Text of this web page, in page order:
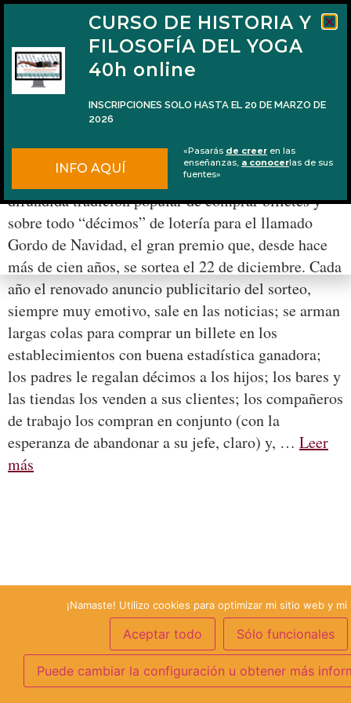
La lotería de Navidad y la libertad
Cuando se acerca Navidad, en España hay una
difundida tradición popular de comprar billetes y
sobre todo “décimos” de lotería para el llamado
Gordo de Navidad, el gran premio que, desde hace
más de cien años, se sortea el 22 de diciembre. Cada
año el renovado anuncio publicitario del sorteo,
siempre muy emotivo, sale en las noticias; se arman
largas colas para comprar un billete en los
establecimientos con buena estadística ganadora;
los padres le regalan décimos a los hijos; los bares y
las tiendas los venden a sus clientes; los compañeros
de trabajo los compran en conjunto (con la
esperanza de abandonar a su jefe, claro) y, … Leer
más
¡Namaste! Utilizo cookies para optimizar mi sitio web y mi
Aceptar todo Sólo funcionales
Puede cambiar la configuración u obtener más
CURSO DE HISTORIA Y
FILOSOFÍA DEL YOGA
40h online
INSCRIPCIONES SOLO HASTA EL 20 DE MARZO DE
2026
INFO AQUÍ
«Pasarás de creer en las
enseñanzas, a conocerlas de sus
fuentes»